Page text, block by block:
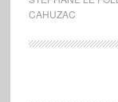
CAHUZAC